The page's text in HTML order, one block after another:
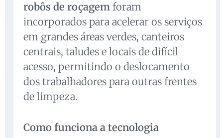
robôs de roçagem foram
incorporados para acelerar os serviços
em grandes áreas verdes, canteiros
centrais, taludes e locais de difícil
acesso, permitindo o deslocamento
dos trabalhadores para outras frentes
de limpeza.
Como funciona a tecnologia